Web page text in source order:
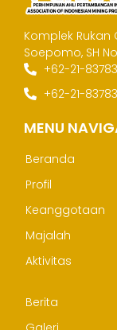
Komplek Rukan
Soepomo, SH
+62-21-
+62-21-
MENU
Beranda
Profil
Keanggotaan
Majalah
Aktivitas
Berita